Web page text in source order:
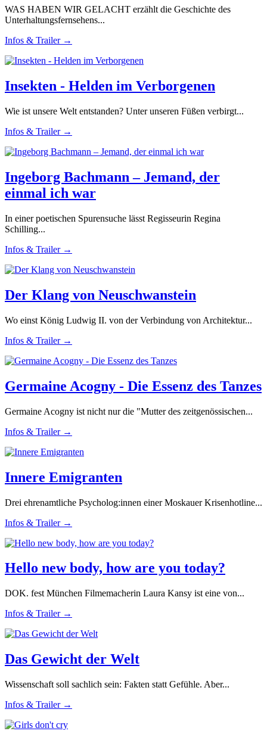
WAS HABEN WIR GELACHT erzählt die Geschichte des
Unterhaltungsfernsehens...
Infos & Trailer →
Insekten - Helden im Verborgenen
Wie ist unsere Welt entstanden? Unter unseren Füßen verbirgt...
Infos & Trailer →
Ingeborg Bachmann – Jemand, der
einmal ich war
In einer poetischen Spurensuche lässt Regisseurin Regina
Schilling...
Infos & Trailer →
Der Klang von Neuschwanstein
Wo einst König Ludwig II. von der Verbindung von Architektur...
Infos & Trailer →
Germaine Acogny - Die Essenz des Tanzes
Germaine Acogny ist nicht nur die "Mutter des zeitgenössischen...
Infos & Trailer →
Innere Emigranten
Drei ehrenamtliche Psycholog:innen einer Moskauer Krisenhotline...
Infos & Trailer →
Hello new body, how are you today?
DOK. fest München Filmemacherin Laura Kansy ist eine von...
Infos & Trailer →
Das Gewicht der Welt
Wissenschaft soll sachlich sein: Fakten statt Gefühle. Aber...
Infos & Trailer →